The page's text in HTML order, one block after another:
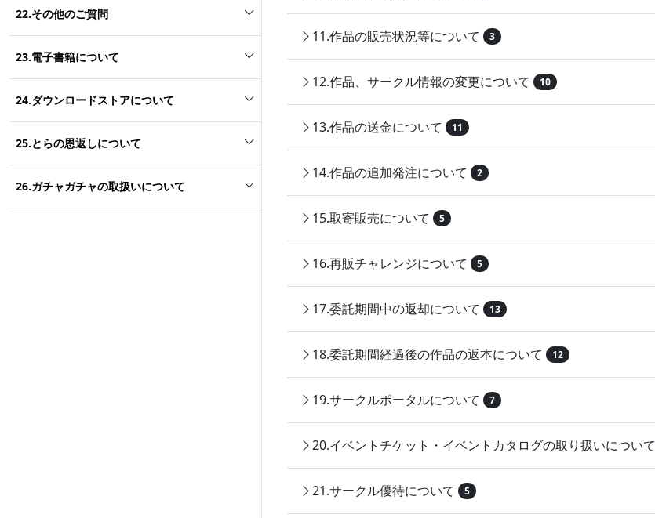
22.その他のご質問
23.電子書籍について
24.ダウンロードストアについて
25.とらの恩返しについて
26.ガチャガチャの取扱いについて
11.作品の販売状況等について 3
12.作品、サークル情報の変更について 10
13.作品の送金について 11
14.作品の追加発注について 2
15.取寄販売について 5
16.再販チャレンジについて 5
17.委託期間中の返却について 13
18.委託期間経過後の作品の返本について 12
19.サークルポータルについて 7
20.イベントチケット・イベントカタログの取り扱いについて
21.サークル優待について 5